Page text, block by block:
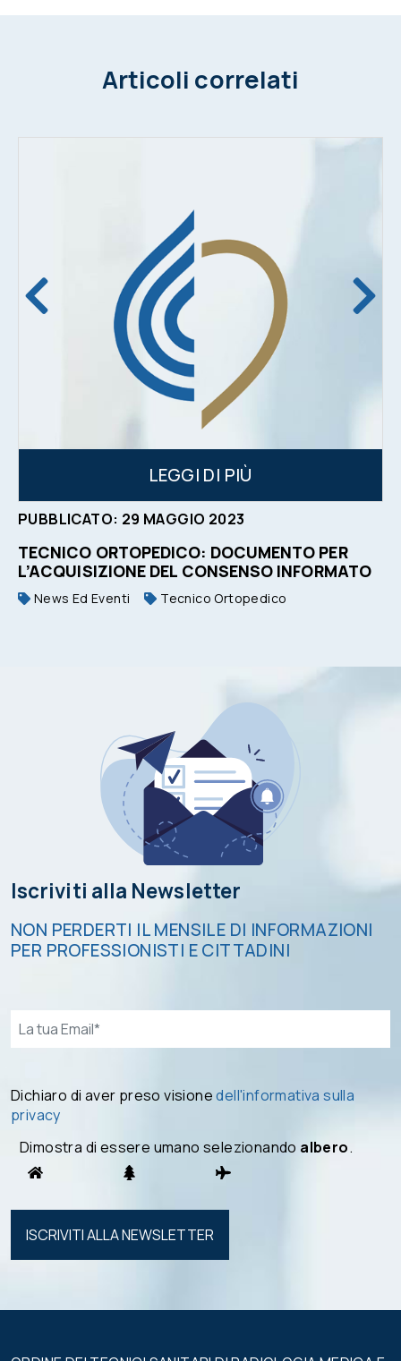
Articoli correlati
LEGGI DI PIÙ
PUBBLICATO: 29 MAGGIO 2023
TECNICO ORTOPEDICO: DOCUMENTO PER
L’ACQUISIZIONE DEL CONSENSO INFORMATO
News Ed Eventi Tecnico Ortopedico
Iscriviti alla Newsletter
NON PERDERTI IL MENSILE DI INFORMAZIONI
PER PROFESSIONISTI E CITTADINI
Email*
Dichiaro di aver preso visionedell'informativa sulla
privacy
Dimostra di essere umano selezionando albero.
Si prega di
lasciare